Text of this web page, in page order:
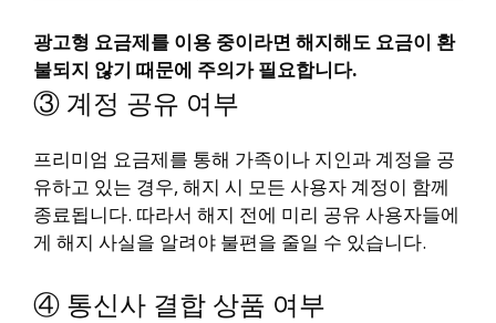
광고형 요금제를 이용 중이라면 해지해도 요금이 환
불되지 않기 때문에 주의가 필요합니다.
③ 계정 공유 여부
프리미엄 요금제를 통해 가족이나 지인과 계정을 공
유하고 있는 경우, 해지 시 모든 사용자 계정이 함께
종료됩니다. 따라서 해지 전에 미리 공유 사용자들에
게 해지 사실을 알려야 불편을 줄일 수 있습니다.
④ 통신사 결합 상품 여부